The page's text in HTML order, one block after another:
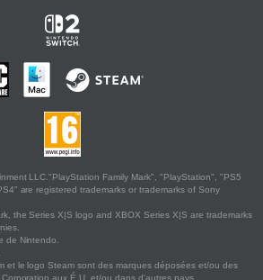
LLC."PlayStation Family Mark", "PlayStation", "PS5
are registered trademarks or trademarks of Sony
the Series X|S logo and XBOX Series X|S are trademarks
de Nintendo.
et le logo Steam sont des marques déposées et/ou des
aux É.U. et/ou dans d'autres pays.